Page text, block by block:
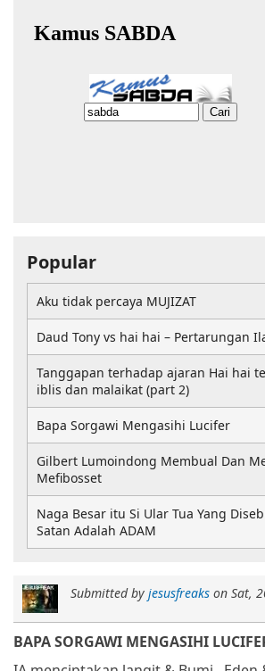
Submitted by jesusfreaks on Sat,
BAPA SORGAWI MENGASIHI
Popular
Aku tidak percaya MUJIZAT
Daud Tony vs hai hai – Pertarungan
Tanggapan terhadap ajaran Hai hai
iblis dan malaikat (part 2)
Bapa Sorgawi Mengasihi Lucifer
Gilbert Lumoindong Membual Dan
Mefibosset
Naga Besar itu Si Ular Tua Yang
Satan Adalah ADAM